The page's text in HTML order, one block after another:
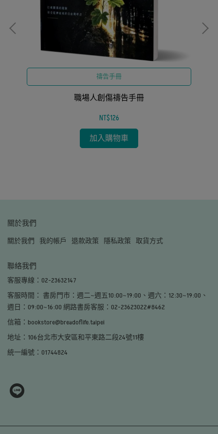
禱告手冊
職場人創傷禱告手冊
NT$126
加入購物車
關於我們
關於我們 我的帳戶 退款政策 隱私政策 取貨方式
聯絡我們
客服專線：02-23632147
客服時間： 書房門市：週二~週五10:00~19:00、週六：12:30~19:00、
週日：09:00~16:00 網路書房客服：02-23623022#8462
信箱：bookstore@breadoflife.taipei
地址：106台北市大安區和平東路二段24號11樓
統一編號：01744824